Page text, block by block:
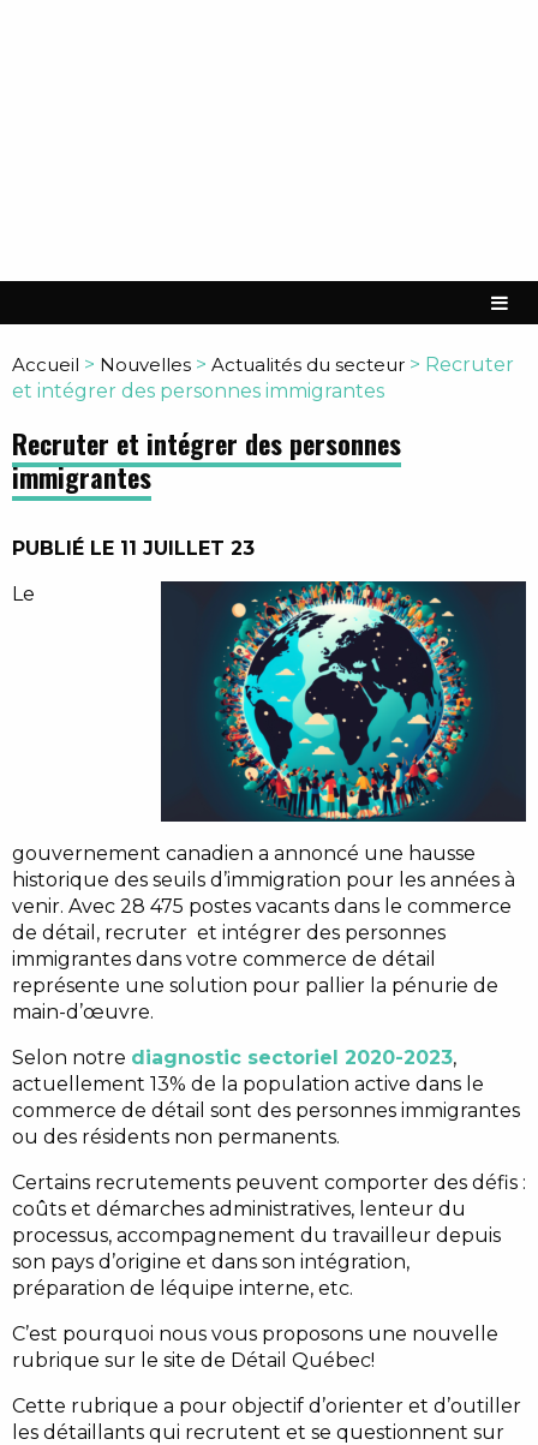
Accueil > Nouvelles > Actualités du secteur > Recruter
et intégrer des personnes immigrantes
Recruter et intégrer des personnes
immigrantes
PUBLIÉ LE 11 JUILLET 23
Le
gouvernement canadien a annoncé une hausse
historique des seuils d’immigration pour les années à
venir. Avec 28 475 postes vacants dans le commerce
de détail, recruter et intégrer des personnes
immigrantes dans votre commerce de détail
représente une solution pour pallier la pénurie de
main-d’œuvre.
Selon notre diagnostic sectoriel 2020-2023,
actuellement 13% de la population active dans le
commerce de détail sont des personnes immigrantes
ou des résidents non permanents.
Certains recrutements peuvent comporter des défis :
coûts et démarches administratives, lenteur du
processus, accompagnement du travailleur depuis
son pays d’origine et dans son intégration,
préparation de léquipe interne, etc.
C’est pourquoi nous vous proposons une nouvelle
rubrique sur le site de Détail Québec!
Cette rubrique a pour objectif d’orienter et d’outiller
les détaillants qui recrutent et se questionnent sur